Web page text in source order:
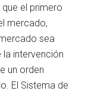
el primero
mercado,
sea
la intervención
un orden
El Sistema de